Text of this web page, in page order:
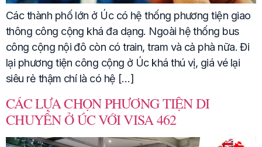
Các thành phố lớn ở Úc có hệ thống phương tiện giao
thông công cộng khá đa dạng. Ngoài hệ thống bus
công cộng nội đô còn có train, tram và cả phà nữa. Đi
lại phương tiện công cộng ở Úc khá thú vị, giá vé lại
siêu rẻ thậm chí là có hệ […]
CÁC LỰA CHỌN PHƯƠNG TIỆN DI
CHUYỂN Ở ÚC VỚI VISA 462